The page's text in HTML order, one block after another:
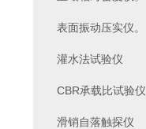
表面振动压实仪。
灌水法试验仪
CBR承载比试验仪
滑销自落触探仪